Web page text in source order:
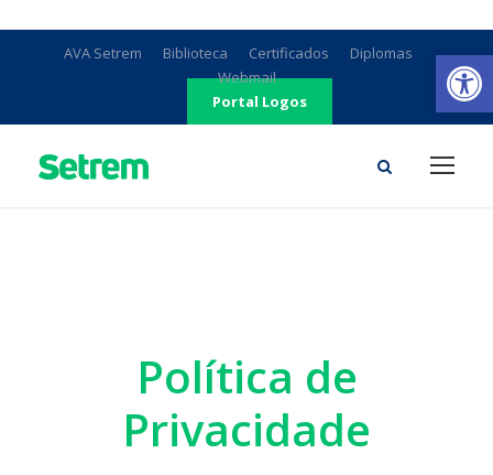
AVA Setrem Biblioteca Certificados
Diplomas
Webmail
Portal Logos
Política de
Privacidade